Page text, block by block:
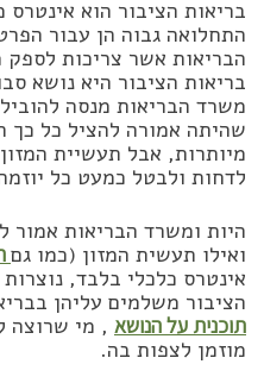
בריאות הציבור הוא
התחלואה גבוה הן עבור
הבריאות אשר צריכות
בריאות הציבור היא נושא
משרד הבריאות מנסה
שהיתה אמורה להציל כל כך
מיותרות, אבל תעשיית
לדחות ולבטל כמעט כל
היות ומשרד הבריאות אמור
ואילו תעשית המזון (כמו גם
אינטרס כלכלי בלבד,
הציבור משלמים עליהן
תוכנית על הנושא , מי שרוצה
מוזמן לצפות בה.